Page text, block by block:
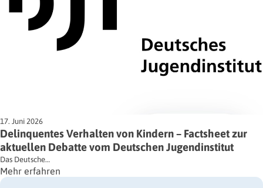
17. Juni 2026
Delinquentes Verhalten von Kindern – Factsheet zur
aktuellen Debatte vom Deutschen Jugendinstitut
Das Deutsche…
Mehr erfahren